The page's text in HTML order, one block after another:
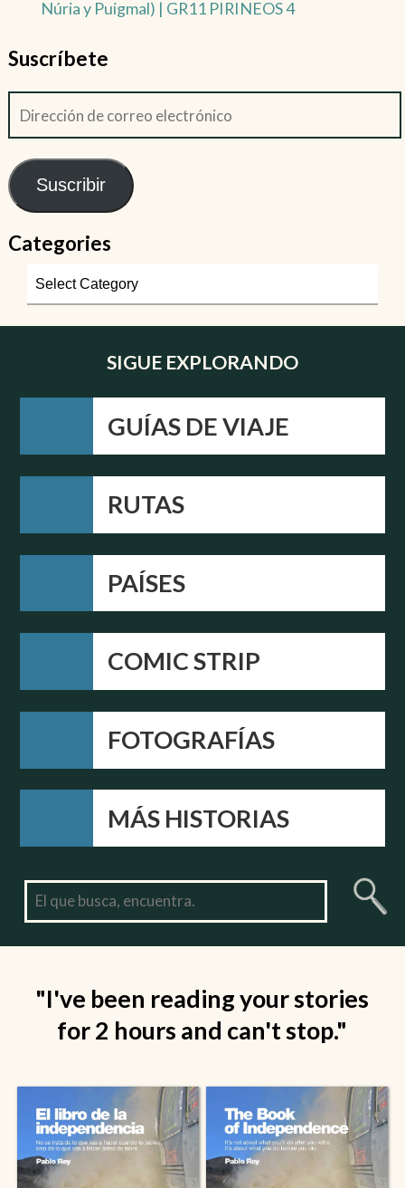
Núria y Puigmal) | GR11 PIRINEOS 4
Suscríbete
Suscribir
Categories
SIGUE EXPLORANDO
GUÍAS DE VIAJE
RUTAS
PAÍSES
COMIC STRIP
FOTOGRAFÍAS
MÁS HISTORIAS
"I've been reading your stories
for 2 hours and can't stop."